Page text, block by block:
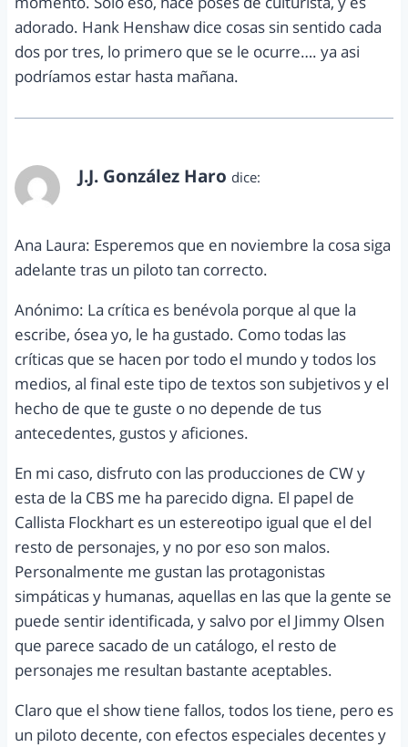
adorado. Hank Henshaw dice cosas sin sentido cada
dos por tres, lo primero que se le ocurre…. ya asi
podríamos estar hasta mañana.
J.J. González Haro dice:
Ana Laura: Esperemos que en noviembre la cosa siga
adelante tras un piloto tan correcto.
Anónimo: La crítica es benévola porque al que la
escribe, ósea yo, le ha gustado. Como todas las
críticas que se hacen por todo el mundo y todos los
medios, al final este tipo de textos son subjetivos y el
hecho de que te guste o no depende de tus
antecedentes, gustos y aficiones.
En mi caso, disfruto con las producciones de CW y
esta de la CBS me ha parecido digna. El papel de
Callista Flockhart es un estereotipo igual que el del
resto de personajes, y no por eso son malos.
Personalmente me gustan las protagonistas
simpáticas y humanas, aquellas en las que la gente se
puede sentir identificada, y salvo por el Jimmy Olsen
que parece sacado de un catálogo, el resto de
personajes me resultan bastante aceptables.
Claro que el show tiene fallos, todos los tiene, pero es
un piloto decente, con efectos especiales decentes y